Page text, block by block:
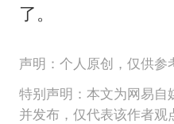
了。
声明：个人原创，仅供参
特别声明：本文为网易自
并发布，仅代表该作者